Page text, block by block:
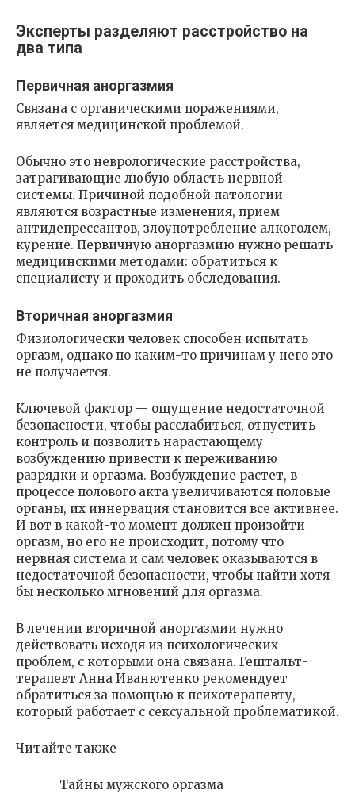
Эксперты разделяют расстройство на
два типа
Первичная аноргазмия
Связана с органическими поражениями,
является медицинской проблемой.
Обычно это неврологические расстройства,
затрагивающие любую область нервной
системы. Причиной подобной патологии
являются возрастные изменения, прием
антидепрессантов, злоупотребление алкоголем,
курение. Первичную аноргазмию нужно решать
медицинскими методами: обратиться к
специалисту и проходить обследования.
Вторичная аноргазмия
Физиологически человек способен испытать
оргазм, однако по каким-то причинам у него это
не получается.
Ключевой фактор — ощущение недостаточной
безопасности, чтобы расслабиться, отпустить
контроль и позволить нарастающему
возбуждению привести к переживанию
разрядки и оргазма. Возбуждение растет, в
процессе полового акта увеличиваются половые
органы, их иннервация становится все активнее.
И вот в какой-то момент должен произойти
оргазм, но его не происходит, потому что
нервная система и сам человек оказываются в
недостаточной безопасности, чтобы найти хотя
бы несколько мгновений для оргазма.
В лечении вторичной аноргазмии нужно
действовать исходя из психологических
проблем, с которыми она связана. Гештальт-
терапевт Анна Иванютенко рекомендует
обратиться за помощью к психотерапевту,
который работает с сексуальной проблематикой.
Читайте также
Тайны мужского оргазма